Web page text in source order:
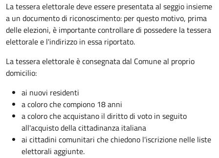
La tessera elettorale deve essere presentata al seggio insieme
a un documento di riconoscimento: per questo motivo, prima
delle elezioni, è importante controllare di possedere la tessera
elettorale e l'indirizzo in essa riportato.
La tessera elettorale è consegnata dal Comune al proprio
domicilio:
ai nuovi residenti
a coloro che compiono 18 anni
a coloro che acquistano il diritto di voto in seguito
all'acquisto della cittadinanza italiana
ai cittadini comunitari che chiedono l'iscrizione nelle liste
elettorali aggiunte.